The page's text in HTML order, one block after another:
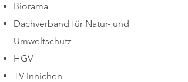
Biorama
Dachverband für Natur- und
Umweltschutz
HGV
TV Innichen